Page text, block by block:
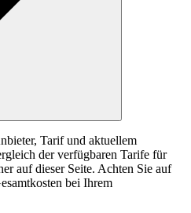
Tarif und aktuellem
der verfügbaren Tarife für
auf dieser Seite. Achten Sie auf
bei Ihrem